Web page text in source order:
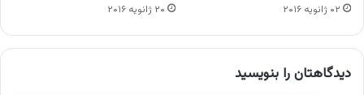
۰۲ ژانویه ۲۰۱۶ ۲۰ ژانویه ۲۰۱۶
دیدگاهتان را بنویسید